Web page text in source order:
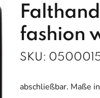
fashion
SKU:
abschließbar. Maße